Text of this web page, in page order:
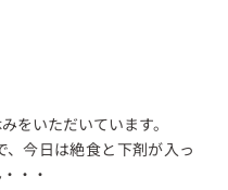
をいただいています。
今日は絶食と下剤が入っ
・・